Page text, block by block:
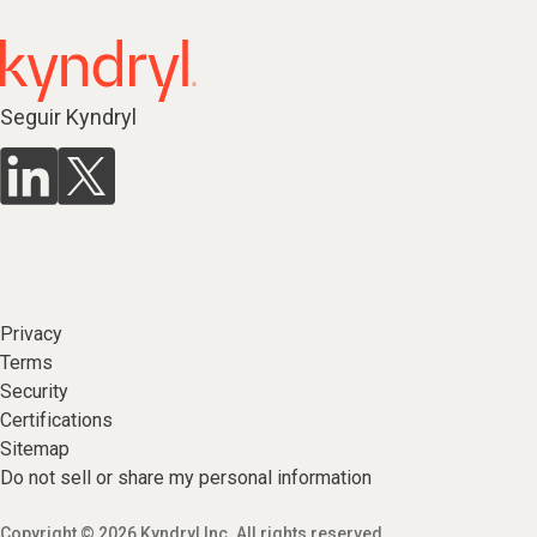
Seguir Kyndryl
Privacy
Terms
Security
Certifications
Sitemap
Do not sell or share my personal information
Copyright © 2026 Kyndryl Inc. All rights reserved